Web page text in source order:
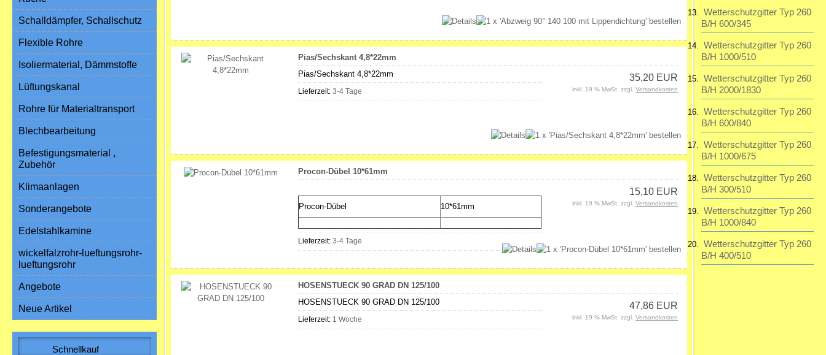
Pias/Sechskant 4,8*22mm
Pias/Sechskant 4,8*22mm
Lieferzeit: 3-4 Tage
35,20 EUR
inkl. 19 % MwSt. zzgl.Versandkosten
Procon-Dübel 10*61mm
Procon-Dübel 10*61mm
Lieferzeit: 3-4 Tage
15,10 EUR
inkl. 19 % MwSt. zzgl.Versandkosten
HOSENSTUECK 90 GRAD DN 125/100
HOSENSTUECK 90 GRAD DN 125/100
Lieferzeit: 1 Woche
47,86 EUR
inkl. 19 % MwSt. zzgl.Versandkosten
Schalldämpfer, Schallschutz
Flexible Rohre
Isoliermaterial, Dämmstoffe
Lüftungskanal
Rohre für Materialtransport
Blechbearbeitung
Befestigungsmaterial ,
Zubehör
Klimaanlagen
Sonderangebote
Edelstahlkamine
wickelfalzrohr-lueftungsrohr-
lueftungsrohr
Angebote
Neue Artikel
Schnellkauf
Wetterschutzgitter Typ 260
B/H 600/345
Wetterschutzgitter Typ 260
B/H 1000/510
Wetterschutzgitter Typ 260
B/H 2000/1830
Wetterschutzgitter Typ 260
B/H 600/840
Wetterschutzgitter Typ 260
B/H 1000/675
Wetterschutzgitter Typ 260
B/H 300/510
Wetterschutzgitter Typ 260
B/H 1000/840
Wetterschutzgitter Typ 260
B/H 400/510